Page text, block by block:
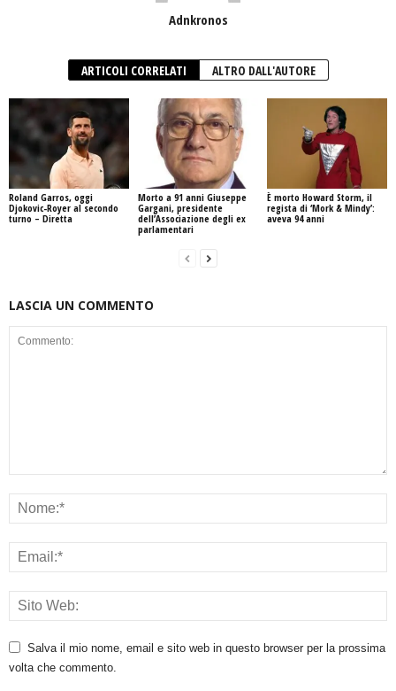
Adnkronos
ARTICOLI CORRELATI ALTRO DALL'AUTORE
Roland Garros, oggi
Djokovic-Royer al secondo
turno – Diretta
Morto a 91 anni Giuseppe
Gargani, presidente
dell’Associazione degli ex
parlamentari
È morto Howard Storm, il
regista di ‘Mork & Mindy’:
aveva 94 anni
LASCIA UN COMMENTO
Salva il mio nome, email e sito web in questo browser per la prossima
volta che commento.